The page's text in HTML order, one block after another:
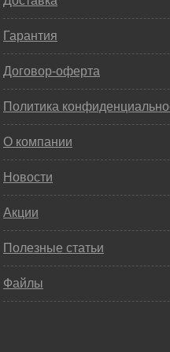
Гарантия
Договор-оферта
Политика
О компании
Новости
Акции
Полезные статьи
Файлы